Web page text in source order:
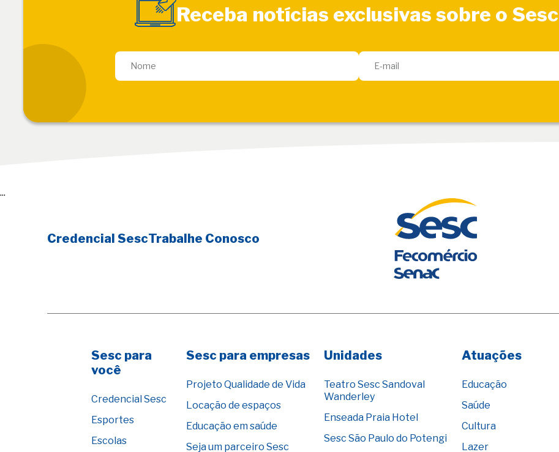
Receba notícias exclusivas sobre o Sesc
...
Credencial SescTrabalhe Conosco
Sesc para
você
Credencial Sesc
Esportes
Escolas
Sesc para empresas
Projeto Qualidade de Vida
Locação de espaços
Educação em saúde
Seja um parceiro Sesc
Unidades
Teatro Sesc Sandoval
Wanderley
Enseada Praia Hotel
Sesc São Paulo do Potengi
Atuações
Educação
Saúde
Cultura
Lazer